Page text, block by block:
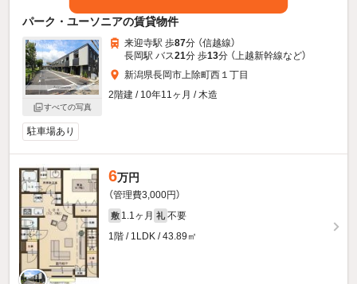
パーク・ユーソニアの賃貸物件
すべての写真
来迎寺駅 歩87分 （信越線）
長岡駅 バス21分 歩13分 （上越新幹線など）
新潟県長岡市上除町西１丁目
2階建 / 10年11ヶ月 / 木造
駐車場あり
6万円
（管理費3,000円）
敷 1.1ヶ月 礼 不要
1階 / 1LDK / 43.89㎡